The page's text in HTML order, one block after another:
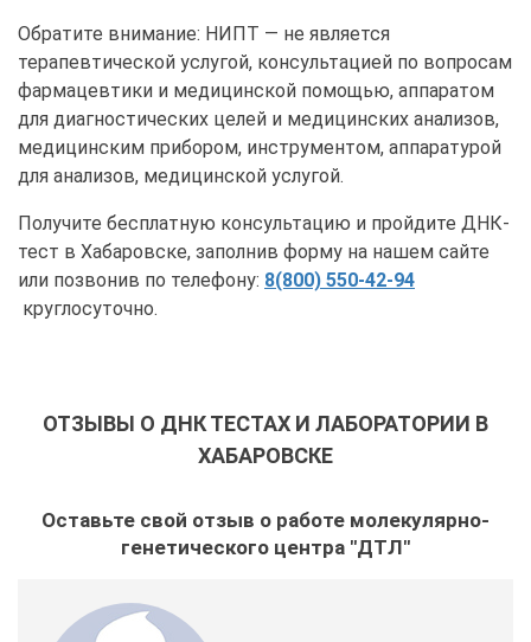
Обратите внимание: НИПТ — не является
терапевтической услугой, консультацией по вопросам
фармацевтики и медицинской помощью, аппаратом
для диагностических целей и медицинских анализов,
медицинским прибором, инструментом, аппаратурой
для анализов, медицинской услугой.
Получите бесплатную консультацию и пройдите ДНК-
тест в Хабаровске, заполнив форму на нашем сайте
или позвонив по телефону: 8(800) 550-42-94
круглосуточно.
ОТЗЫВЫ О ДНК ТЕСТАХ И ЛАБОРАТОРИИ В
ХАБАРОВСКЕ
Оставьте свой отзыв о работе молекулярно-
генетического центра "ДТЛ"